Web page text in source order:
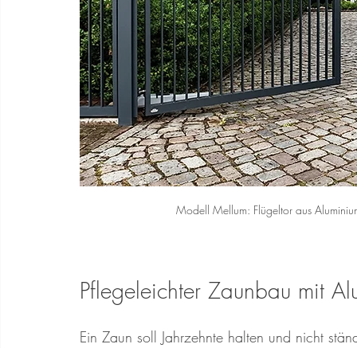
Modell Mellum: Flügeltor aus
Pflegeleichter Zaunbau mit
Ein Zaun soll Jahrzehnte halten und nicht